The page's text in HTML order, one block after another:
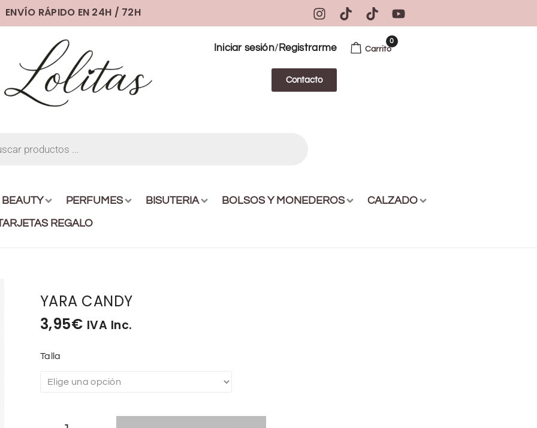
ENVÍO RÁPIDO EN 24H / 72H
Iniciar sesión/ Registrarme
Contacto
Carrito
0
BEAUTY PERFUMES BISUTERIA BOLSOS Y MONEDEROS
CALZADO
REGALO
YARA CANDY
3,95€ IVA Inc.
Talla